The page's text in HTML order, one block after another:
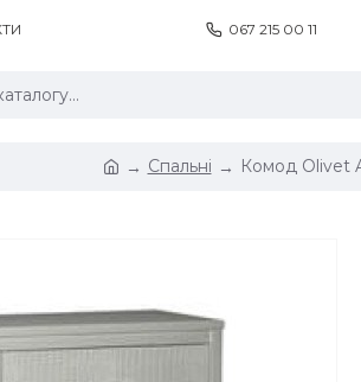
067 215 00 11
Спальні Комод Olivet